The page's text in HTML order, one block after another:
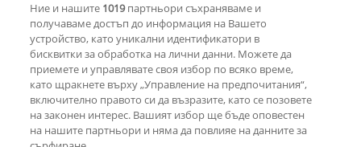
РЕКЛАМА
КОМЕНТАРИ
Ние и нашите 1019партньори съхраняваме и
получаваме достъп до информация на Вашето
устройство, като уникални идентификатори в
бисквитки за обработка на лични данни. Можете да
приемете и управлявате своя избор по всяко време,
като щракнете върху „Управление на предпочитания“,
включително правото си да възразите, като се позовете
на законен интерес. Вашият избор ще бъде оповестен
на нашите партньори и няма да повлияе на данните за